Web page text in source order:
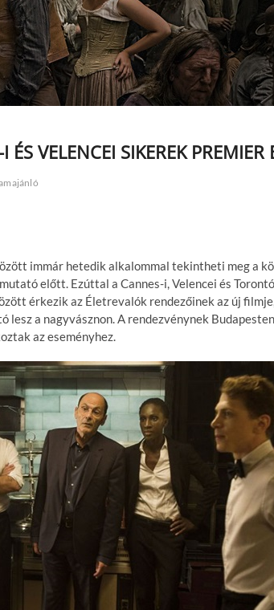
VELENCEI SIKEREK PREMIER
immár hetedik alkalommal tekintheti meg a
előtt. Ezúttal a Cannes-i, Velencei és
érkezik az Életrevalók rendezőinek az új
a nagyvásznon. A rendezvénynek
az eseményhez.